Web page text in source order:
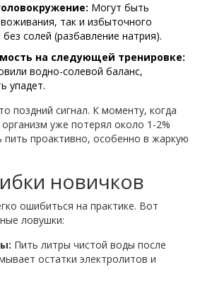
Могут быть
так и избыточного
солей (разбавление натрия).
на следующей тренировке:
водно-солевой баланс,
упадет.
поздний сигнал. К моменту, когда
уже потерял около 1-2%
пить проактивно, особенно в жаркую
новичков
ошибиться на практике. Вот
ловушки:
Пить литры чистой воды после
остатки электролитов и